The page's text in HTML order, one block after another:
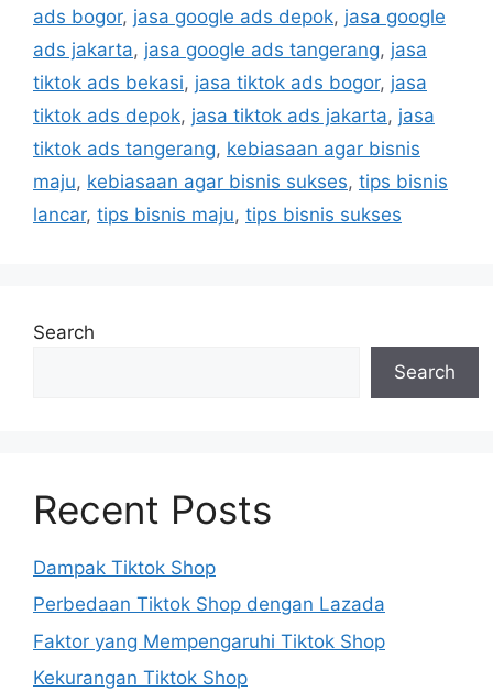
ads bogor, jasa google ads depok, jasa google
ads jakarta, jasa google ads tangerang, jasa
tiktok ads bekasi, jasa tiktok ads bogor, jasa
tiktok ads depok, jasa tiktok ads jakarta, jasa
tiktok ads tangerang, kebiasaan agar bisnis
maju, kebiasaan agar bisnis sukses, tips bisnis
lancar, tips bisnis maju, tips bisnis sukses
Search
Search
Recent Posts
Dampak Tiktok Shop
Perbedaan Tiktok Shop dengan Lazada
Faktor yang Mempengaruhi Tiktok Shop
Kekurangan Tiktok Shop